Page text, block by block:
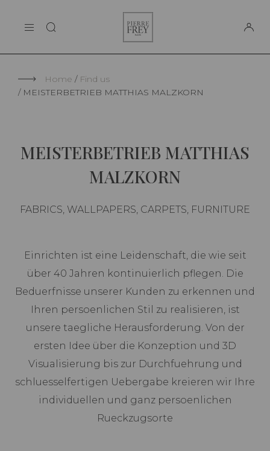
THE MAISON
Frey
Home
Find us
MEISTERBETRIEB MATTHIAS MALZKORN
MEISTERBETRIEB MATTHIAS
MALZKORN
FABRICS, WALLPAPERS, CARPETS, FURNITURE
Einrichten ist eine Leidenschaft, die wie seit
über 40 Jahren kontinuierlich pflegen. Die
Beduerfnisse unserer Kunden zu erkennen und
Ihren persoenlichen Stil zu realisieren, ist
unsere taegliche Herausforderung. Von der
ersten Idee über die Konzeption und 3D
Visualisierung bis zur Durchfuehrung und
schluesselfertigen Uebergabe kreieren wir Ihre
individuellen und ganz persoenlichen
Rueckzugsorte